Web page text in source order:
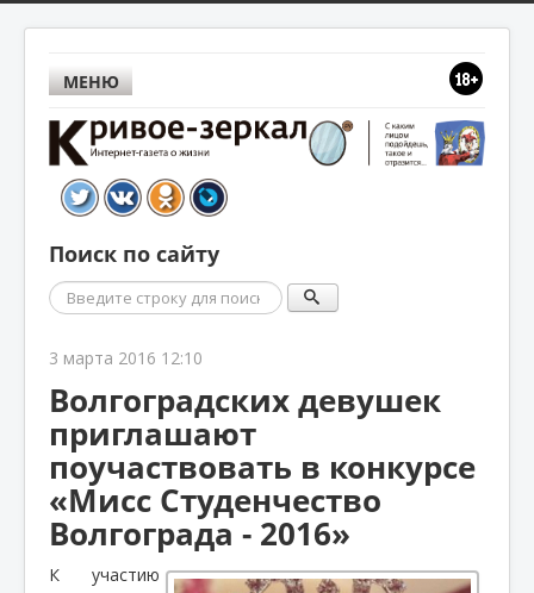
МЕНЮ
Поиск по сайту
Поиск
3 марта 2016 12:10
Волгоградских девушек
приглашают
поучаствовать в конкурсе
«Мисс Студенчество
Волгограда - 2016»
К участию